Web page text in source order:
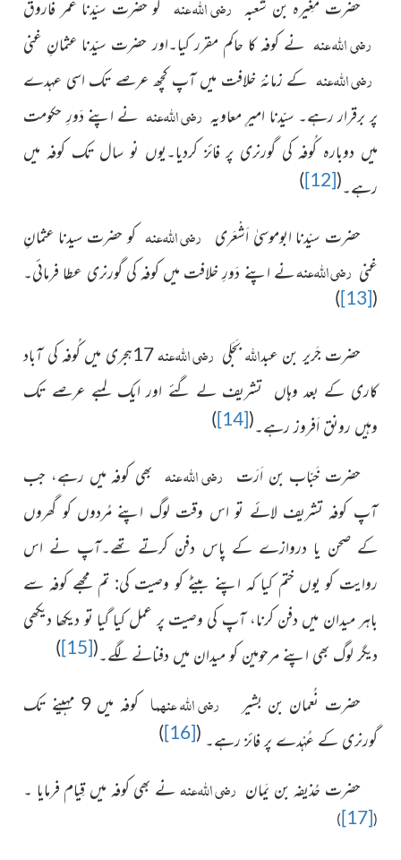
حضرت مُغِیرہ بن شُعبہ رضی اللہ عنہ کو حضرت سیّدنا عمر فاروق
رضی اللہ عنہ نے کوفہ کا حاکم مقرر کیا۔اور حضرت سیّدنا عثمانِ غنی
رضی اللہ عنہ کے زمانۂ خلافت میں آپ کچھ عرصے تک اسی عہدے
پر برقرار رہے۔ سیّدنا امیرِ معاویہ رضی اللہ عنہ نے اپنے دَورِ حکومت
میں دوبارہ کُوفہ کی گورنری پر فائز کردیا۔یوں نو سال تک کوفہ میں
رہے۔(
[12]
)
حضرت سیّدنا ابوموسیٰ اَشْعَری رضی اللہ عنہ کو حضرت سیدنا عثمانِ
غنی رضی اللہ عنہنے اپنے دَورِ خلافت میں کوفہ کی گورنری عطا فرمائی۔
(
[13]
)
حضرت جَریر بن عبداللہبَجَلی رضی اللہ عنہ
17ہجری میں کُوفہ کی آباد
کاری کے بعد وہاں تشریف لے گئے اور ایک لمبے عرصے تک
وہیں رونق اَفروز رہے۔(
[14]
)
حضرت خَبّاب بن اَرَت رضی اللہ عنہ بھی کوفہ میں رہے، جب
آپ کوفہ تشریف لائے تو اس وقت لوگ اپنے مُردوں کو گھروں
کے صحن یا دروازے کے پاس دفن کرتے تھے۔آپ نے اس
روایت کو یوں ختم کیا کہ اپنے بیٹے کو وصیت کی: تم مجھے کوفہ سے
باہر میدان میں دفن کرنا، آپ کی وصیت پر عمل کیا گیا تو دیکھا دیکھی
دیگر لوگ بھی اپنے مرحومین کو میدان میں دفنانے لگے۔(
[15]
)
حضرت نُعمان بن بشیر رضی اللہ عنہما
کوفہ میں 9 مہینے تک
گورنری کے عُہْدے پر فائز رہے۔ (
[16]
)
حضرت حُذیفہ بن یَمان رضی اللہ عنہنے بھی کوفہ میں قِیام فرمایا ۔
(
[17]
)